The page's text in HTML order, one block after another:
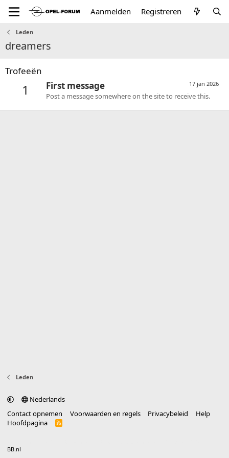
Aanmelden Registreren
Leden
dreamers
Trofeeën
1 17 jan 2026
First message
Post a message somewhere on the site to receive this.
Leden
Nederlands
Contact opnemen
Voorwaarden en regels Privacybeleid
Help
Hoofdpagina
R
BB.nl